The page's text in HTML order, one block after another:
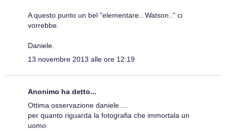
A questo punto un bel "elementare...Watson.." ci
vorrebbe.
Daniele.
13 novembre 2013 alle ore 12:19
Anonimo ha detto...
Ottima osservazione daniele....
per quanto riguarda la fotografia che immortala un
uomo